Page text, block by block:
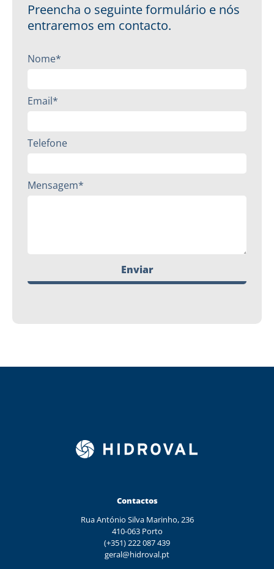
Preencha o seguinte formulário e nós
entraremos em contacto.
Nome*
Email*
Telefone
Mensagem*
Enviar
Contactos
Rua António Silva Marinho, 236
410-063 Porto
(+351) 222 087 439
geral@hidroval.pt